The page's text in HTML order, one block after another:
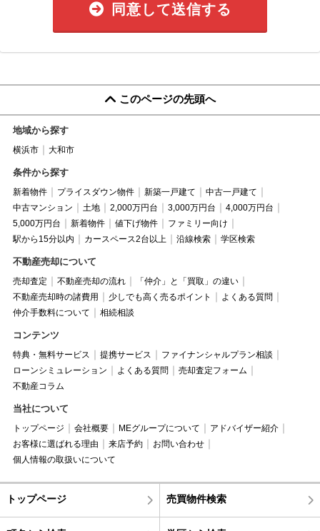
同意して送信する
このページの先頭へ
地域から探す
横浜市 大和市
条件から探す
新着物件 プライスダウン物件 新築一戸建て
中古一戸建て
中古マンション
土地 2,000万円台 3,000万円台
4,000万円台
5,000万円台
新着物件 値下げ物件
ファミリー向け
駅から15分以内
カースペース2台以上 沿線検索 学区検索
不動産売却について
売却査定 不動産売却の流れ
「仲介」と「買取」の違い
不動産売却時の諸費用
少しでも高く売るポイント
よくある質問
仲介手数料について
相続相談
コンテンツ
特典・無料サービス 提携サービス
ファイナンシャルプラン相談
ローンシミュレーション
よくある質問
売却査定フォーム
不動産コラム
当社について
トップページ 会社概要 MEグループについて
アドバイザー紹介
お客様に選ばれる理由
来店予約
お問い合わせ
個人情報の取扱いについて
トップページ 売買物件検索